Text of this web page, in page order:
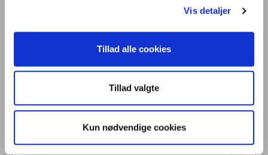
Vis detaljer
Tillad alle cookies
Tillad valgte
Kun nødvendige cookies
bæredygtighed, så nye belysningsteknologier kan
at man opnår betydende energibesparelser? KHR
giver en status på dette spændende og yderst
relevante projekt, der kører på to skoler i Thisted og
Hanstholm, finansieret af ELFORSK
15.00ENERGIEVALUERING AF DYNAMISK